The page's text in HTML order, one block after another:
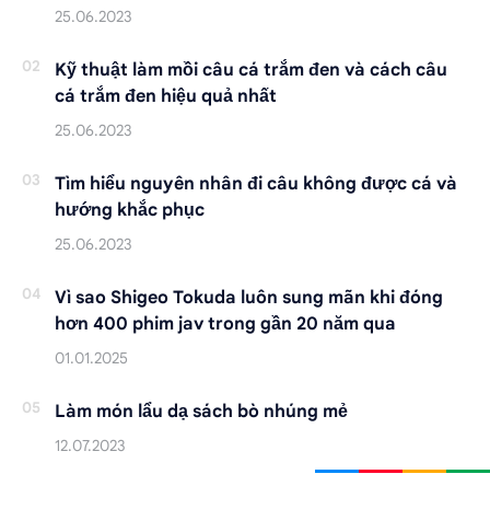
Kỹ thuật làm mồi câu cá trắm đen và cách câu
cá trắm đen hiệu quả nhất
Tìm hiểu nguyên nhân đi câu không được cá và
hướng khắc phục
Vì sao Shigeo Tokuda luôn sung mãn khi đóng
hơn 400 phim jav trong gần 20 năm qua
Làm món lẩu dạ sách bò nhúng mẻ